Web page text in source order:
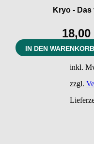
Kryo -
18,00
IN DEN WARENKORB
inkl.
zzgl.